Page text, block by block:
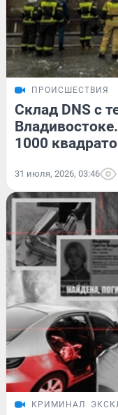
ПРОИСШЕСТВИЯ
Склад DNS с
1000
31 июля, 2026, 03:46
КРИМИНАЛ